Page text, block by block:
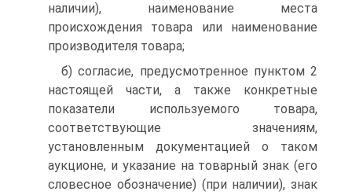
наличии), наименование места
происхождения товара или наименование
производителя товара;
б) согласие, предусмотренное пунктом 2
настоящей части, а также конкретные
показатели используемого товара,
соответствующие значениям,
установленным документацией о таком
аукционе, и указание на товарный знак (его
словесное обозначение) (при наличии), знак